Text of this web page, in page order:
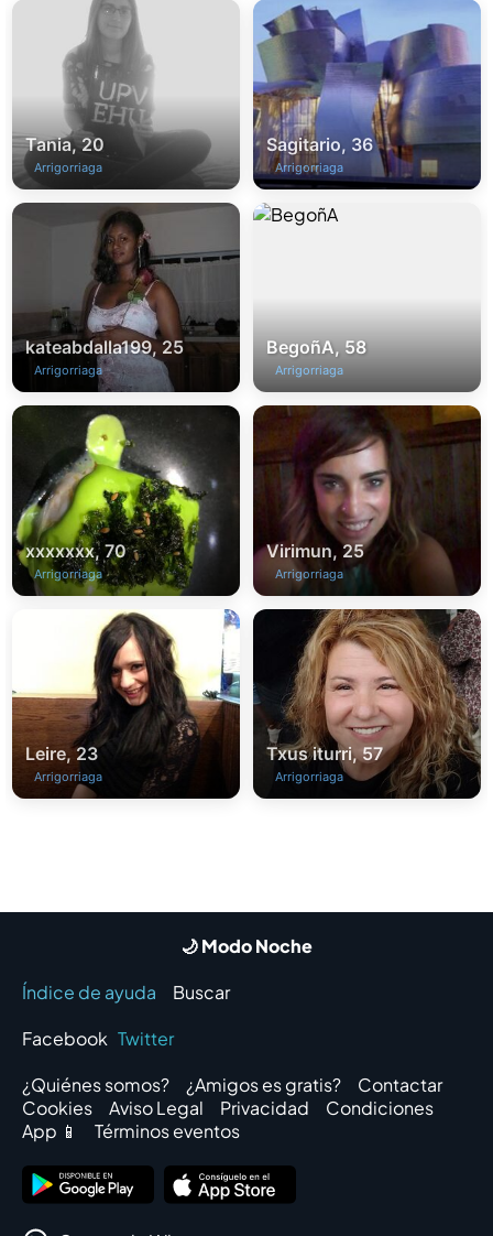
Tania, 20
Arrigorriaga
Sagitario, 36
Arrigorriaga
kateabdalla199, 25
Arrigorriaga
BegoñA, 58
Arrigorriaga
xxxxxxx, 70
Arrigorriaga
Virimun, 25
Arrigorriaga
Leire, 23
Arrigorriaga
Txus iturri, 57
Arrigorriaga
🌙 Modo Noche
Índice de ayuda
Buscar
Facebook Twitter
¿Quiénes somos?
¿Amigos es gratis?
Contactar
Cookies
Aviso Legal Privacidad
Condiciones
App 📱
Términos eventos